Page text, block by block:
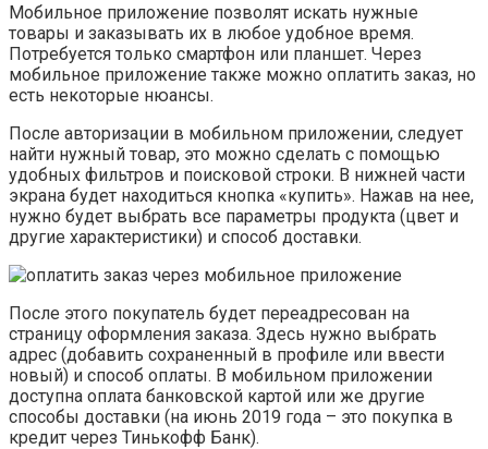
Мобильное приложение позволят искать нужные
товары и заказывать их в любое удобное время.
Потребуется только смартфон или планшет. Через
мобильное приложение также можно оплатить заказ, но
есть некоторые нюансы.
После авторизации в мобильном приложении, следует
найти нужный товар, это можно сделать с помощью
удобных фильтров и поисковой строки. В нижней части
экрана будет находиться кнопка «купить». Нажав на нее,
нужно будет выбрать все параметры продукта (цвет и
другие характеристики) и способ доставки.
После этого покупатель будет переадресован на
страницу оформления заказа. Здесь нужно выбрать
адрес (добавить сохраненный в профиле или ввести
новый) и способ оплаты. В мобильном приложении
доступна оплата банковской картой или же другие
способы доставки (на июнь 2019 года – это покупка в
кредит через Тинькофф Банк).